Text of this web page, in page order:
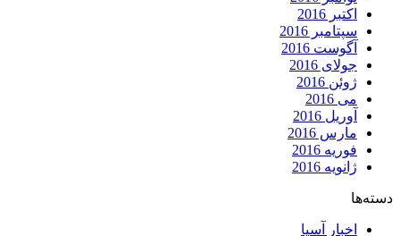
اکتبر 2016
سپتامبر 2016
آگوست 2016
جولای 2016
ژوئن 2016
می 2016
آوریل 2016
مارس 2016
فوریه 2016
ژانویه 2016
دسته‌ها
اخبار آسیا